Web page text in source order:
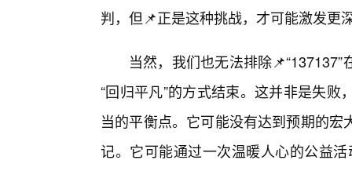
判，但📌正是这种挑战，才可能激发更
当然，我们也无法排除
“回归平凡”的方式结束。这并非是失
当的平衡点。它可能没有达到预期的
记。它可能通过一次温暖人心的公益